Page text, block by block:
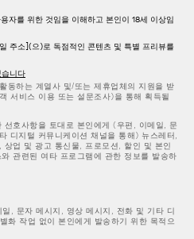
자를 위한 것임을 이해하고 본인이 18세 이상임
주소](으)로 독점적인 콘텐츠 및 특별 프리뷰를
니다
동하는 계열사 및/또는 제휴업체의 지원을 받
서비스 이용 또는 설문조사)을 통해 획득될
호사항을 토대로 본인에게 (우편, 이메일, 문
디지털 커뮤니케이션 채널을 통해) 뉴스레터,
업 및 광고 통신물, 프로모션, 할인 및 본인
관련된 여타 프로그램에 관한 정보를 발송하
, 문자 메시지, 영상 메시지, 전화 및 기타 디
화 작업 없이 본인에게 발송하기 위한 목적으